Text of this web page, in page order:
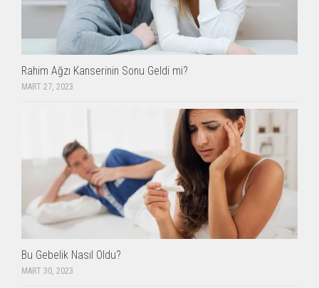
Rahim Ağzı Kanserinin Sonu Geldi mi?
MART 27, 2023
Bu Gebelik Nasıl Oldu?
MART 30, 2023